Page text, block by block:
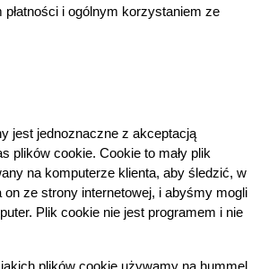
i ogólnym korzystaniem ze
jest jednoznaczne z akceptacją
plików cookie. Cookie to mały plik
na komputerze klienta, aby śledzić, w
ze strony internetowej, i abyśmy mogli
Plik cookie nie jest programem i nie
plików cookie używamy na hummel